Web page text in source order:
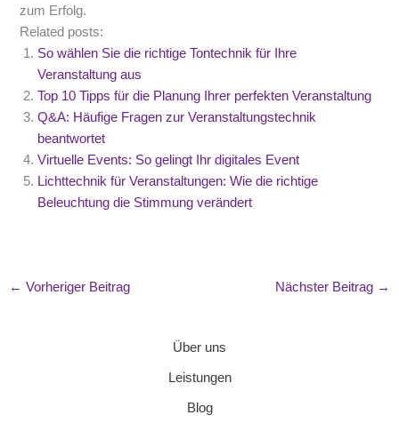
zum Erfolg.
Related posts:
So wählen Sie die richtige Tontechnik für Ihre
Veranstaltung aus
Top 10 Tipps für die Planung Ihrer perfekten Veranstaltung
Q&A: Häufige Fragen zur Veranstaltungstechnik
beantwortet
Virtuelle Events: So gelingt Ihr digitales Event
Lichttechnik für Veranstaltungen: Wie die richtige
Beleuchtung die Stimmung verändert
← Vorheriger Beitrag Nächster Beitrag →
Über uns
Leistungen
Blog